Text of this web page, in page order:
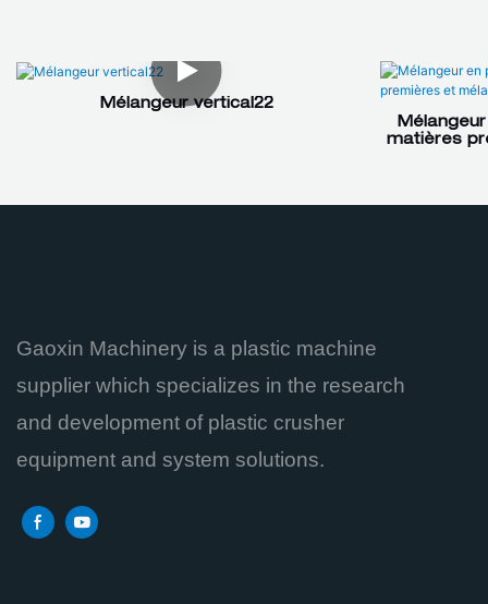
Mélangeur vertical22
matières
Gaoxin Machinery is a plastic machine
supplier which specializes in the research
and development of plastic crusher
equipment and system solutions.